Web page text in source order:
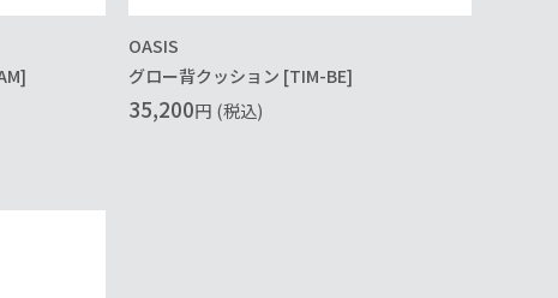
OASIS
グロー背クッション [TIM-BE]
35,200円 (税込)